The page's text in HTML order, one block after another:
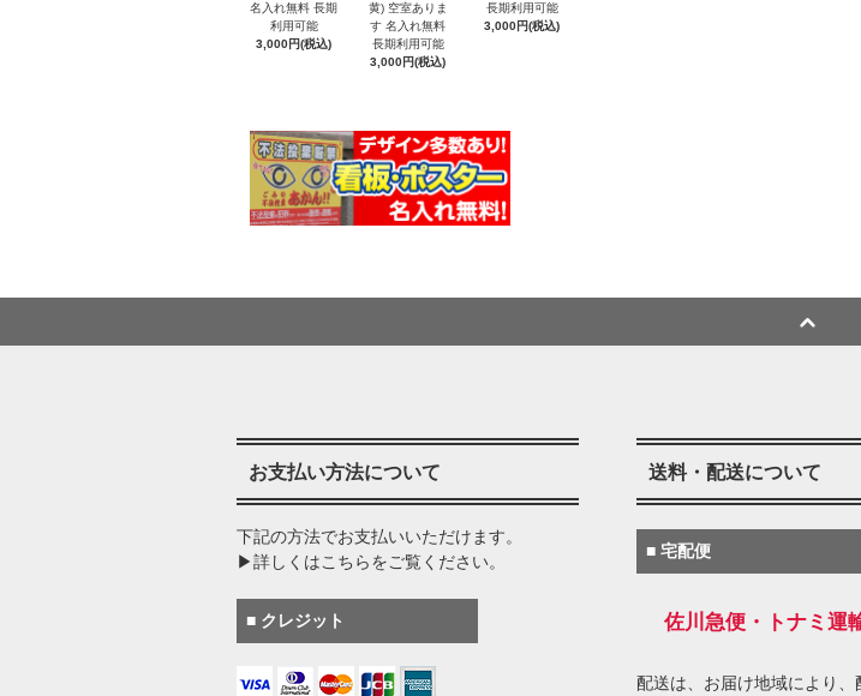
名入れ無料 長期
利用可能
3,000円(税込)
黄) 空室ありま
す 名入れ無料
長期利用可能
3,000円(税込)
長期利用可能
3,000円(税込)
お支払い方法について
下記の方法でお支払いいただけます。
▶詳しくはこちらをご覧ください。
■ クレジット
送料・配送について
■ 宅配便
佐川急便・トナミ運
配送は、お届け地域により、